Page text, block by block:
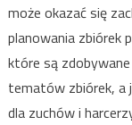
może okazać się
planowania zbiórek
które są
tematów zbiórek, a
dla zuchów i